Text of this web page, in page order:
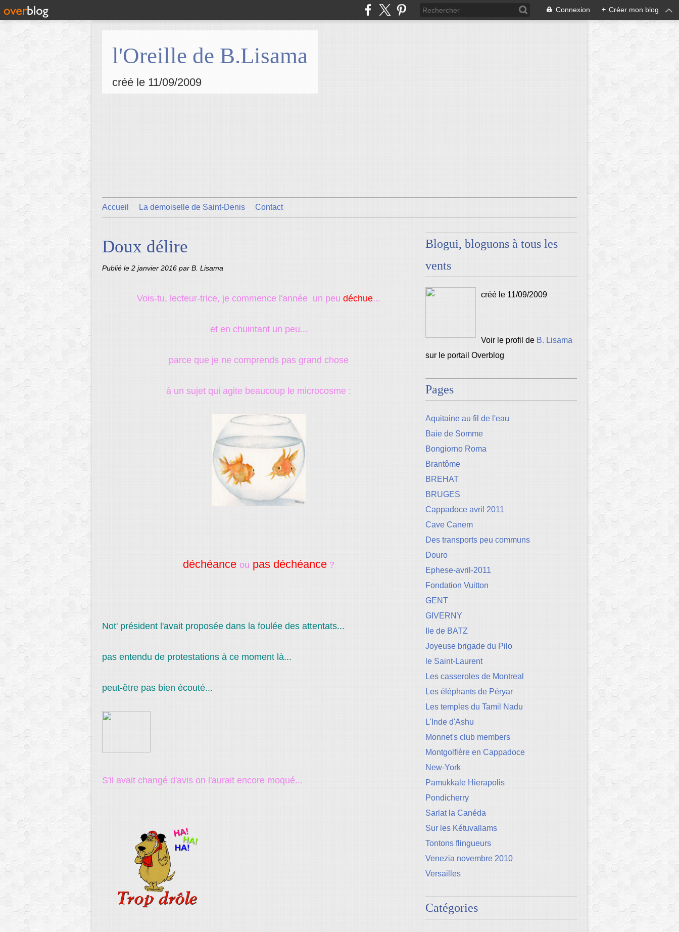
Connexion + Créer mon blog
l'Oreille de B.Lisama
créé le 11/09/2009
Accueil La demoiselle de Saint-Denis Contact
Doux délire
Publié le 2 janvier 2016 par B. Lisama
Vois-tu, lecteur-trice, je commence l'année un peu déchue...
et en chuintant un peu...
parce que je ne comprends pas grand chose
à un sujet qui agite beaucoup le microcosme :
déchéance ou pas déchéance ?
Not' président l'avait proposée dans la foulée des attentats...
pas entendu de protestations à ce moment là...
peut-être pas bien écouté...
S'il avait changé d'avis on l'aurait encore moqué...
Blogui, bloguons à tous les
vents
créé le 11/09/2009
Voir le profil de B. Lisama
sur le portail Overblog
Pages
Aquitaine au fil de l'eau
Baie de Somme
Bongiorno Roma
Brantôme
BREHAT
BRUGES
Cappadoce avril 2011
Cave Canem
Des transports peu communs
Douro
Ephese-avril-2011
Fondation Vuitton
GENT
GIVERNY
Ile de BATZ
Joyeuse brigade du Pilo
le Saint-Laurent
Les casseroles de Montreal
Les éléphants de Péryar
Les temples du Tamil Nadu
L'Inde d'Ashu
Monnet's club members
Montgolfière en Cappadoce
New-York
Pamukkale Hierapolis
Pondicherry
Sarlat la Canéda
Sur les Kétuvallams
Tontons flingueurs
Venezia novembre 2010
Versailles
Catégories